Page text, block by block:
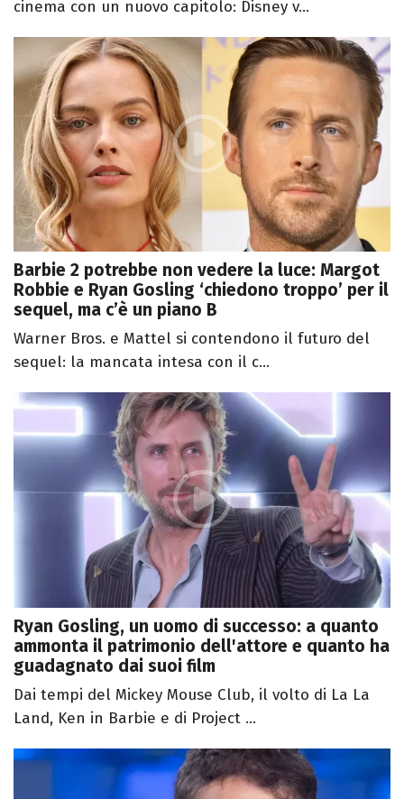
cinema con un nuovo capitolo: Disney v...
Barbie 2 potrebbe non vedere la luce: Margot
Robbie e Ryan Gosling ‘chiedono troppo’ per il
sequel, ma c’è un piano B
Warner Bros. e Mattel si contendono il futuro del
sequel: la mancata intesa con il c...
Ryan Gosling, un uomo di successo: a quanto
ammonta il patrimonio dell'attore e quanto ha
guadagnato dai suoi film
Dai tempi del Mickey Mouse Club, il volto di La La
Land, Ken in Barbie e di Project ...